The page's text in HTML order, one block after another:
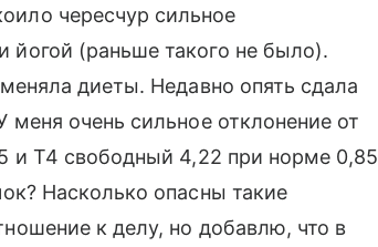
чересчур сильное
йогой (раньше такого не было).
диеты. Недавно опять сдала
меня очень сильное отклонение от
и Т4 свободный 4,22 при норме 0,85
Насколько опасны такие
к делу, но добавлю, что в